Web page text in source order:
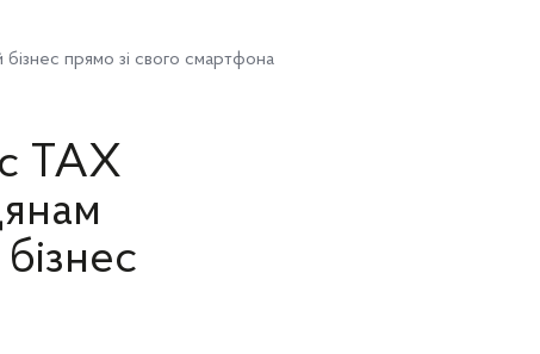
прямо зі свого смартфона
TAX